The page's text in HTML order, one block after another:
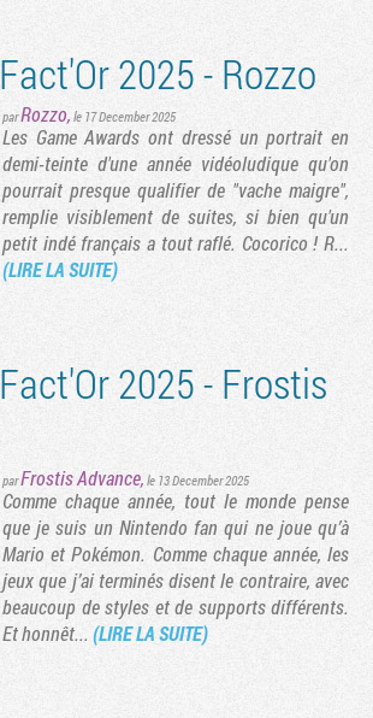
Fact'Or 2025 - Rozzo
parRozzo, le 17 December 2025
Les Game Awards ont dressé un portrait en
demi-teinte d'une année vidéoludique qu'on
pourrait presque qualifier de "vache maigre",
remplie visiblement de suites, si bien qu'un
petit indé français a tout raflé. Cocorico ! R...
(LIRE LA SUITE)
Fact'Or 2025 - Frostis
parFrostis Advance, le 13 December 2025
Comme chaque année, tout le monde pense
que je suis un Nintendo fan qui ne joue qu’à
Mario et Pokémon. Comme chaque année, les
jeux que j’ai terminés disent le contraire, avec
beaucoup de styles et de supports différents.
Et honnêt... (LIRE LA SUITE)